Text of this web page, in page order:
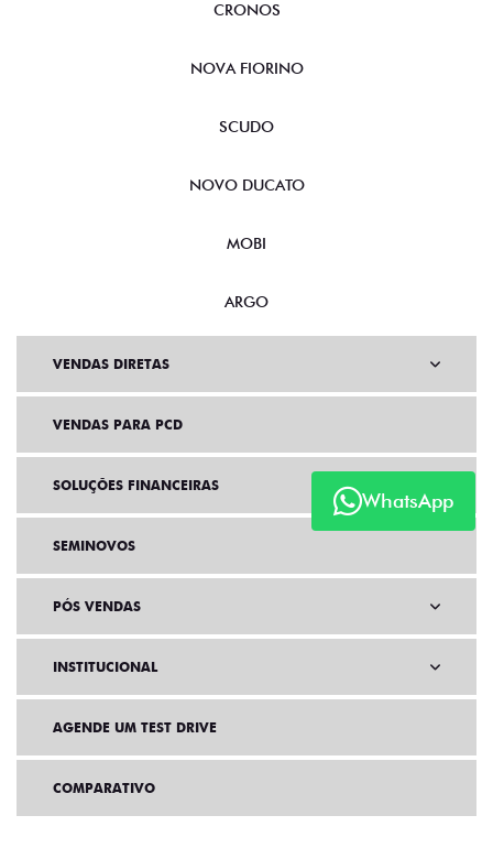
WhatsApp
CRONOS
NOVA FIORINO
SCUDO
NOVO DUCATO
MOBI
ARGO
VENDAS DIRETAS
VENDAS PARA PCD
SOLUÇÕES FINANCEIRAS
SEMINOVOS
PÓS VENDAS
INSTITUCIONAL
AGENDE UM TEST DRIVE
COMPARATIVO